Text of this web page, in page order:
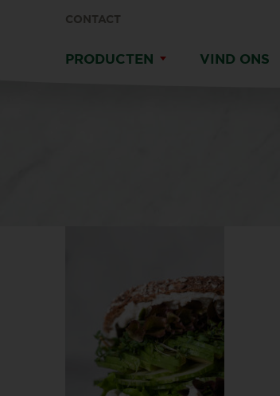
CONTACT
PRODUCTEN VIND ONS